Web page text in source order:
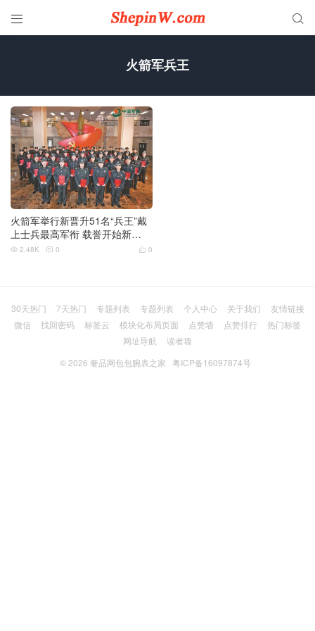
 
火箭军兵王
火箭军举行新晋升51名“兵王”戴
上士兵最高军衔 载誉开始新
的“砺剑突击”
 0
 2.48K  0
30天热门 7天热门 专题列表 专题列表 个人中心 关于我们
友情链接
微信
找回密码 标签云 模块化布局页面 点赞墙 点赞排行
热门标签
网址导航
读者墙
© 2026 奢品网包包腕表之家 粤ICP备16097874号